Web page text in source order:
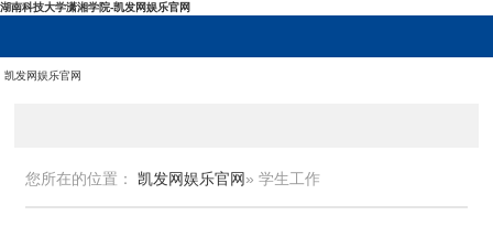
湖南科技大学潇湘学院-凯发网娱乐官网
凯发网娱乐官网
您所在的位置：凯发网娱乐官网» 学生工作